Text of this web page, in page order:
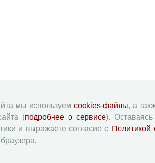
мы используем cookies-файлы, а
(подробнее о сервисе).
и выражаете согласие с Политикой